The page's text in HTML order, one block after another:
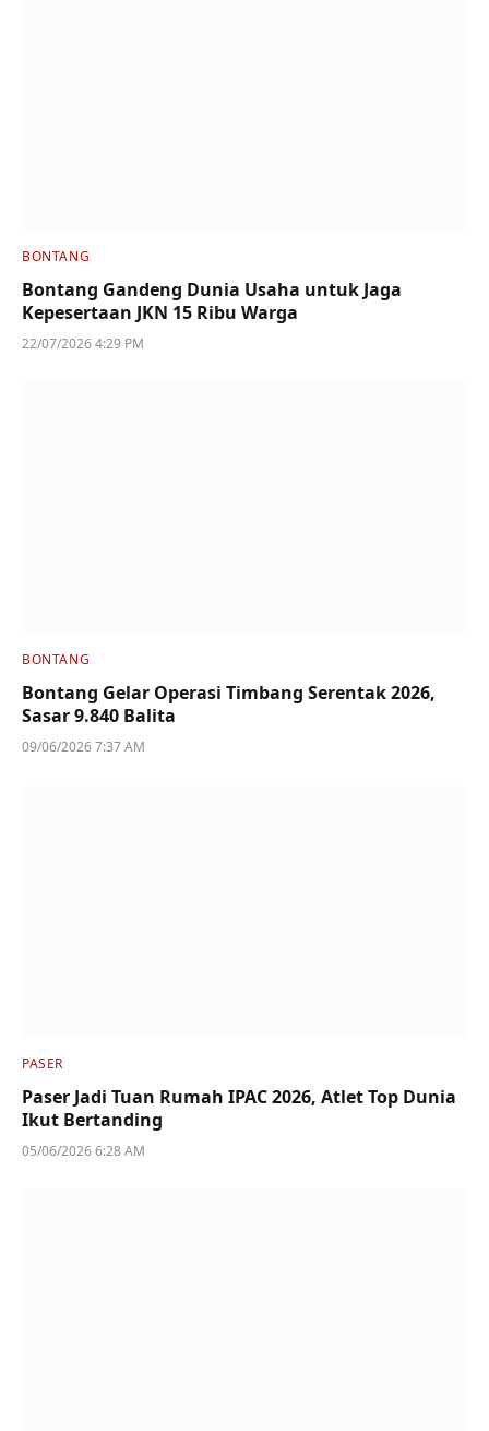
BONTANG
Bontang Gandeng Dunia Usaha untuk Jaga
Kepesertaan JKN 15 Ribu Warga
22/07/2026 4:29 PM
BONTANG
Bontang Gelar Operasi Timbang Serentak 2026,
Sasar 9.840 Balita
09/06/2026 7:37 AM
PASER
Paser Jadi Tuan Rumah IPAC 2026, Atlet Top Dunia
Ikut Bertanding
05/06/2026 6:28 AM